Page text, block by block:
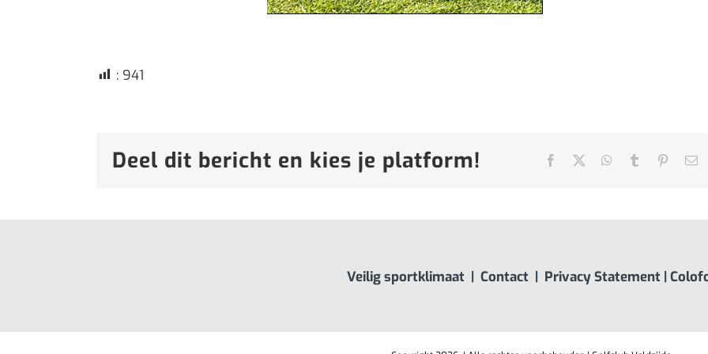
: 941
Deel dit bericht en kies je platform! Facebook WhatsApp
Tumblr Pinterest
E-
Veilig sportklimaat| Contact| Privacy Statement|